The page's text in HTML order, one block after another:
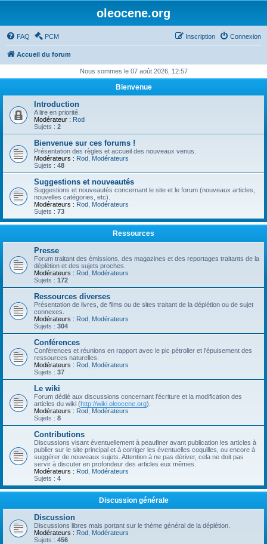
oleocene.org
FAQ PCM Connexion
Inscription
Accueil du forum
Nous sommes le 07 août 2026, 12:57
Bienvenue
Introduction
A lire en priorité.
Modérateur : Rod
Sujets : 2
Bienvenue sur ces forums !
Présentation des règles et accueil des nouveaux venus.
Modérateurs : Rod Modérateurs
Sujets : 48
Suggestions et nouveautés
Suggestions et nouveautés concernant le site et le forum (nouveaux articles,
nouvelles catégories, etc).
Modérateurs : Rod Modérateurs
Sujets : 73
Ressources
Presse
Forum traitant des émissions, des magazines et des reportages traitants de la
déplétion et des sujets proches.
Modérateurs : Rod Modérateurs
Sujets : 172
Ressources diverses
Présentation de livres, de films ou de sites traitant de la déplétion ou de sujet
connexes.
Modérateurs : Rod Modérateurs
Sujets : 304
Conférences
Conférences et réunions en rapport avec le pic pétrolier et l'épuisement des
ressources naturelles.
Modérateurs : Rod Modérateurs
Sujets : 37
Le wiki
Forum dédié aux discussions concernant l'écriture et la modification des
articles du wiki (http://wiki.oleocene.org).
Modérateurs : Rod Modérateurs
Sujets : 8
Contributions
Discussions visant éventuellement à peaufiner avant publication les articles à
publier sur le site principal et à corriger les éventuelles coquilles, ou encore à
suggérer de nouveaux sujets. Attention à ne pas dériver, cela ne doit pas
servir à discuter en profondeur des articles eux mêmes.
Modérateurs : Rod Modérateurs
Sujets : 4
Discussion générale
Discussion
Discussions libres mais portant sur le thème général de la déplétion.
Modérateurs : Rod Modérateurs
Sujets : 456